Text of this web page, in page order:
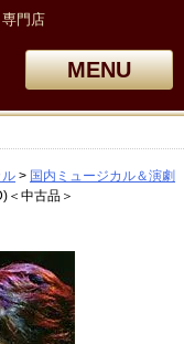
門店
MENU
国内ミュージカル＆演劇
＜中古品＞